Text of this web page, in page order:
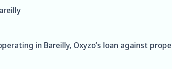
in Bareilly, Oxyzo’s loan against